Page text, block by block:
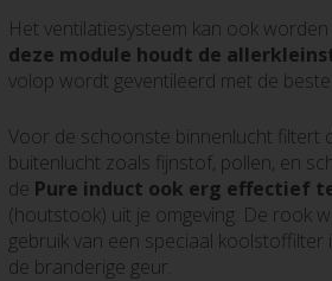
Het ventilatiesysteem kan ook
deze module houdt de
volop wordt geventileerd met de
Voor de schoonste binnenlucht filtert
buitenlucht zoals fijnstof, pollen, en
de Pure induct ook erg effectief
(houtstook) uit je omgeving. De rook
gebruik van een speciaal
de branderige geur.